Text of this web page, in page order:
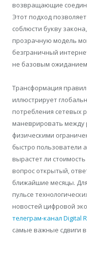
возвращающие
Этот подход
соблюсти букву
прозрачную модель
безграничный
не базовым
Трансформация
иллюстрирует
потребления сетевых
маневрировать между
физическими
быстро пользователи
вырастет ли
вопрос открытый,
ближайшие месяцы.
пульсе
новостей цифровой
телеграм-канал Digital
самые важные сдвиги